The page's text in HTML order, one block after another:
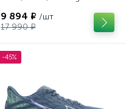
9 894 ₽ /шт
17 990 ₽
-45%